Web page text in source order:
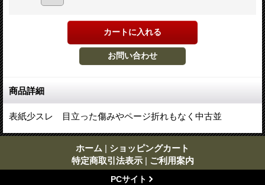
商品詳細
表紙少スレ 目立った傷みやページ折れもなく中古並
ホーム | ショッピングカート
特定商取引法表示 | ご利用案内
PCサイト